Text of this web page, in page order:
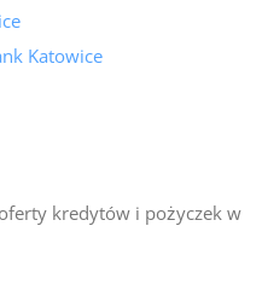
Katowice
kredytów i pożyczek w